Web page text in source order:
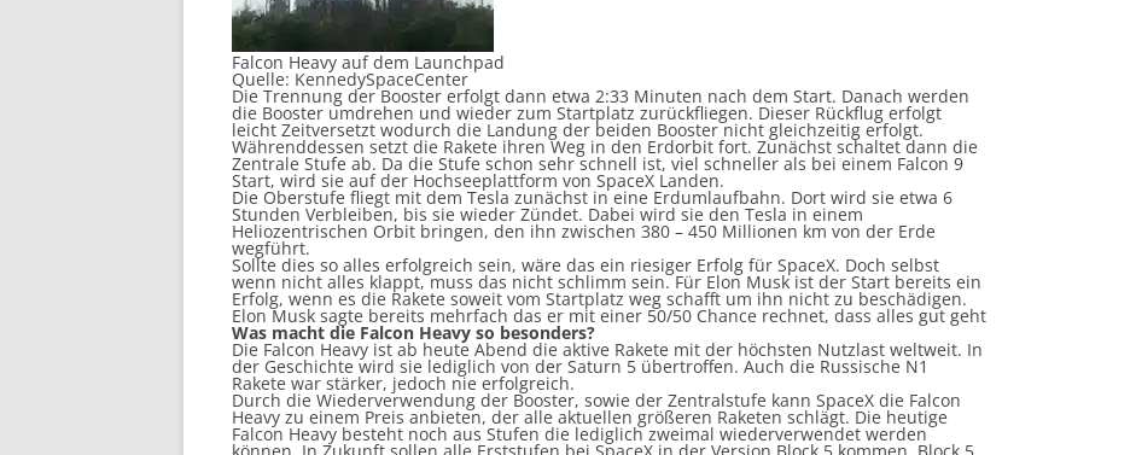
Falcon Heavy auf dem Launchpad
Quelle: KennedySpaceCenter
Die Trennung der Booster erfolgt dann etwa 2:33 Minuten nach dem Start. Danach werden
die Booster umdrehen und wieder zum Startplatz zurückfliegen. Dieser Rückflug erfolgt
leicht Zeitversetzt wodurch die Landung der beiden Booster nicht gleichzeitig erfolgt.
Währenddessen setzt die Rakete ihren Weg in den Erdorbit fort. Zunächst schaltet dann die
Zentrale Stufe ab. Da die Stufe schon sehr schnell ist, viel schneller als bei einem Falcon 9
Start, wird sie auf der Hochseeplattform von SpaceX Landen.
Die Oberstufe fliegt mit dem Tesla zunächst in eine Erdumlaufbahn. Dort wird sie etwa 6
Stunden Verbleiben, bis sie wieder Zündet. Dabei wird sie den Tesla in einem
Heliozentrischen Orbit bringen, den ihn zwischen 380 – 450 Millionen km von der Erde
wegführt.
Sollte dies so alles erfolgreich sein, wäre das ein riesiger Erfolg für SpaceX. Doch selbst
wenn nicht alles klappt, muss das nicht schlimm sein. Für Elon Musk ist der Start bereits ein
Erfolg, wenn es die Rakete soweit vom Startplatz weg schafft um ihn nicht zu beschädigen.
Elon Musk sagte bereits mehrfach das er mit einer 50/50 Chance rechnet, dass alles gut geht
Was macht die Falcon Heavy so besonders?
Die Falcon Heavy ist ab heute Abend die aktive Rakete mit der höchsten Nutzlast weltweit. In
der Geschichte wird sie lediglich von der Saturn 5 übertroffen. Auch die Russische N1
Rakete war stärker, jedoch nie erfolgreich.
Durch die Wiederverwendung der Booster, sowie der Zentralstufe kann SpaceX die Falcon
Heavy zu einem Preis anbieten, der alle aktuellen größeren Raketen schlägt. Die heutige
Falcon Heavy besteht noch aus Stufen die lediglich zweimal wiederverwendet werden